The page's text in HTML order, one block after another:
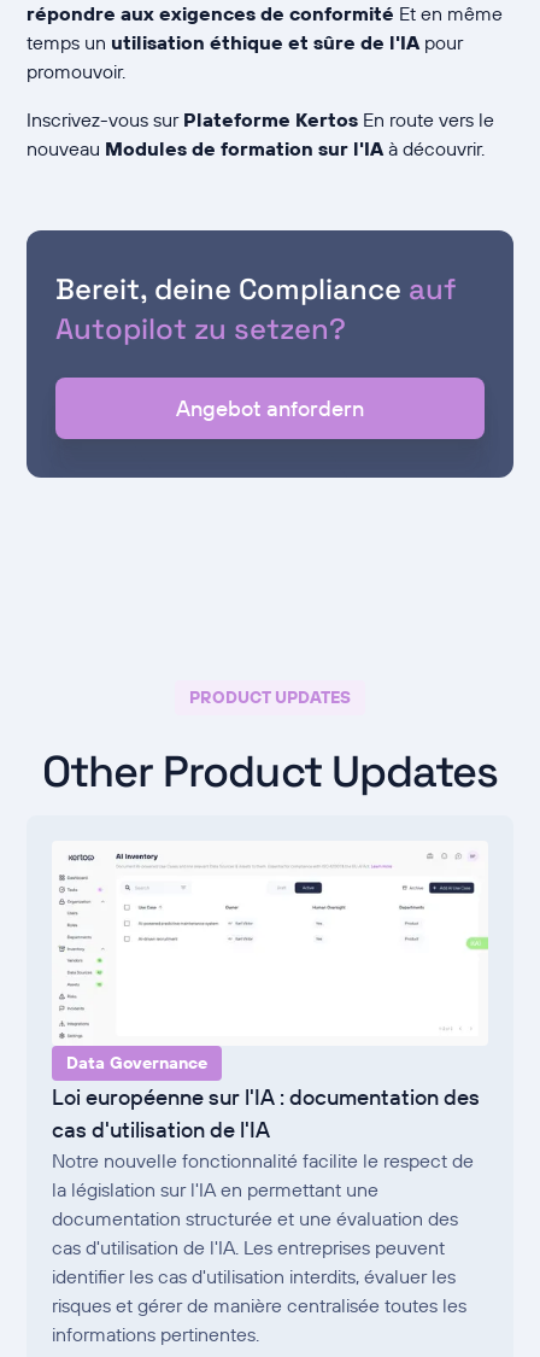
répondre aux exigences de conformité Et en même
temps un utilisation éthique et sûre de l'IApour
promouvoir.
Inscrivez-vous sur Plateforme Kertos En route vers le
nouveau Modules de formation sur l'IAà découvrir.
Bereit, deine Compliance auf
Autopilot zu setzen?
Angebot anfordern
PRODUCT UPDATES
Other Product Updates
Data Governance
Loi européenne sur l'IA : documentation des
cas d'utilisation de l'IA
Notre nouvelle fonctionnalité facilite le respect de
la législation sur l'IA en permettant une
documentation structurée et une évaluation des
cas d'utilisation de l'IA. Les entreprises peuvent
identifier les cas d'utilisation interdits, évaluer les
risques et gérer de manière centralisée toutes les
informations pertinentes.